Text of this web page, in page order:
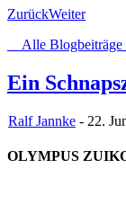
ZurückWeiter
Alle
Ein
Ralf Jannke - 22.
OLYMPUS